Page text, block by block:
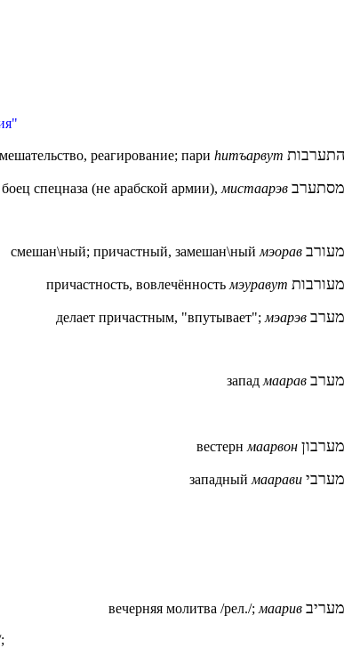
реагирование; пари hитъарвут התערבות
спецназа (не арабской армии), мистаарэв מסתערב
смешан\ный; причастный, замешан\ный мэорав מעורב
причастность, вовлечённость мэуравут מעורבות
делает причастным, "впутывает"; мэарэв מערב
запад маарав מערב
вестерн маарвон מערבון
западный маарави מערבי
вечерняя молитва /рел./; маарив מעריב